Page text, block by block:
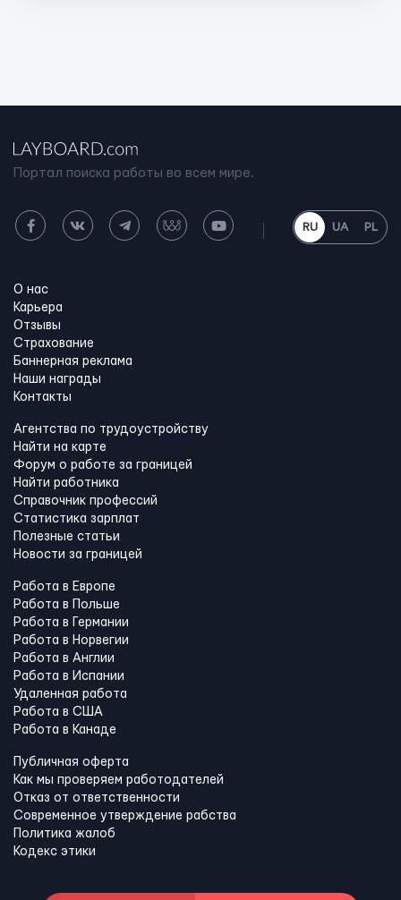
Портал поиска работы во всем мире.
RU UA PL
О нас
Карьера
Отзывы
Страхование
Баннерная реклама
Наши награды
Контакты
Агентства по трудоустройству
Найти на карте
Форум о работе за границей
Найти работника
Справочник профессий
Статистика зарплат
Полезные статьи
Новости за границей
Работа в Европе
Работа в Польше
Работа в Германии
Работа в Норвегии
Работа в Англии
Работа в Испании
Удаленная работа
Работа в США
Работа в Канадe
Публичная оферта
Как мы проверяем работодателей
Отказ от ответственности
Современное утверждение рабства
Политика жалоб
Кодекс этики